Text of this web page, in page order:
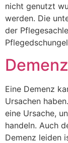
nicht genutzt
werden. Die
der
Eine Demenz
Ursachen
eine Ursache,
handeln. Auch
Demenz leiden